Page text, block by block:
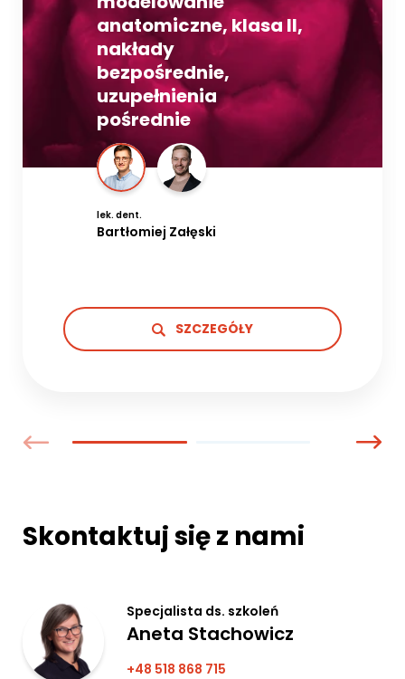
anatomiczne, klasa II,
nakłady
bezpośrednie,
uzupełnienia
pośrednie
lek. dent.
Bartłomiej Załęski
SZCZEGÓŁY
Skontaktuj się z nami
Specjalista ds. szkoleń
Aneta Stachowicz
+48 518 868 715